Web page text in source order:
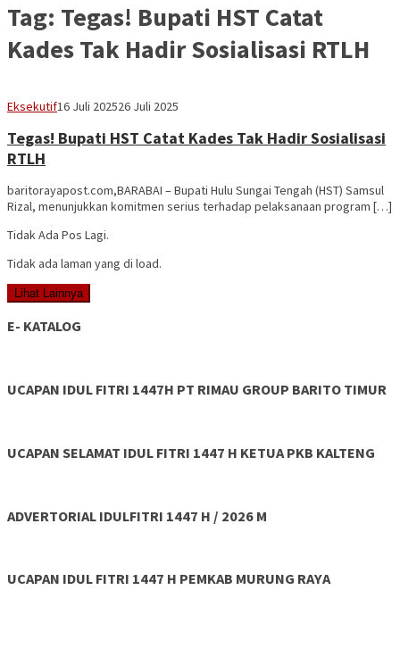
Tag: Tegas! Bupati HST Catat
Kades Tak Hadir Sosialisasi RTLH
Eksekutifadminbrp
16 Juli 202526 Juli 2025
Tegas! Bupati HST Catat Kades Tak Hadir Sosialisasi
RTLH
baritorayapost.com,BARABAI – Bupati Hulu Sungai Tengah (HST) Samsul
Rizal, menunjukkan komitmen serius terhadap pelaksanaan program […]
Tidak Ada Pos Lagi.
Tidak ada laman yang di load.
Lihat Lainnya
E- KATALOG
UCAPAN IDUL FITRI 1447H PT RIMAU GROUP BARITO TIMUR
UCAPAN SELAMAT IDUL FITRI 1447 H KETUA PKB KALTENG
ADVERTORIAL IDULFITRI 1447 H / 2026 M
UCAPAN IDUL FITRI 1447 H PEMKAB MURUNG RAYA